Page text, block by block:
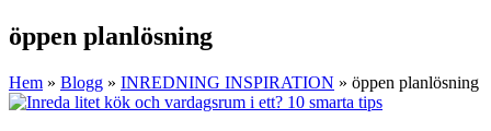
öppen planlösning
Hem » Blogg » INREDNING INSPIRATION » öppen planlösning